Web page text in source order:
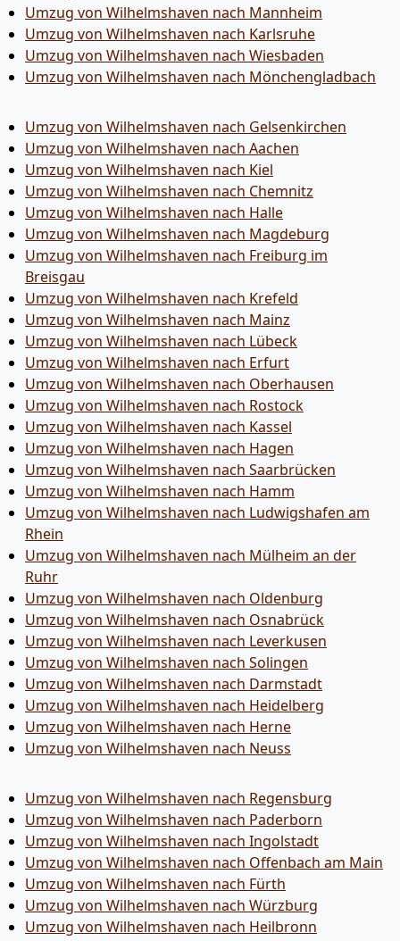
Umzug von Wilhelmshaven nach Mannheim
Umzug von Wilhelmshaven nach Karlsruhe
Umzug von Wilhelmshaven nach Wiesbaden
Umzug von Wilhelmshaven nach Mönchen­gladbach
Umzug von Wilhelmshaven nach Gelsenkirchen
Umzug von Wilhelmshaven nach Aachen
Umzug von Wilhelmshaven nach Kiel
Umzug von Wilhelmshaven nach Chemnitz
Umzug von Wilhelmshaven nach Halle
Umzug von Wilhelmshaven nach Magdeburg
Umzug von Wilhelmshaven nach Freiburg im
Breisgau
Umzug von Wilhelmshaven nach Krefeld
Umzug von Wilhelmshaven nach Mainz
Umzug von Wilhelmshaven nach Lübeck
Umzug von Wilhelmshaven nach Erfurt
Umzug von Wilhelmshaven nach Oberhausen
Umzug von Wilhelmshaven nach Rostock
Umzug von Wilhelmshaven nach Kassel
Umzug von Wilhelmshaven nach Hagen
Umzug von Wilhelmshaven nach Saarbrücken
Umzug von Wilhelmshaven nach Hamm
Umzug von Wilhelmshaven nach Ludwigshafen am
Rhein
Umzug von Wilhelmshaven nach Mülheim an der
Ruhr
Umzug von Wilhelmshaven nach Oldenburg
Umzug von Wilhelmshaven nach Osnabrück
Umzug von Wilhelmshaven nach Leverkusen
Umzug von Wilhelmshaven nach Solingen
Umzug von Wilhelmshaven nach Darmstadt
Umzug von Wilhelmshaven nach Heidelberg
Umzug von Wilhelmshaven nach Herne
Umzug von Wilhelmshaven nach Neuss
Umzug von Wilhelmshaven nach Regensburg
Umzug von Wilhelmshaven nach Paderborn
Umzug von Wilhelmshaven nach Ingolstadt
Umzug von Wilhelmshaven nach Offenbach am Main
Umzug von Wilhelmshaven nach Fürth
Umzug von Wilhelmshaven nach Würzburg
Umzug von Wilhelmshaven nach Heilbronn